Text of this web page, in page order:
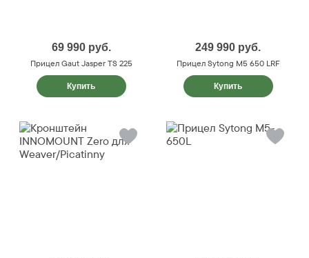
69 990 руб.
Прицел Gaut Jasper TS 225
Купить
249 990 руб.
Прицел Sytong M5 650 LRF
Купить